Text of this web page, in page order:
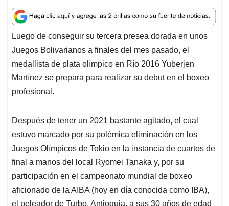
a
t
s
A
p
p
c
e
b
o
o
k
n
k
e
d
I
n
a
i
l
r
e
a
d
s
Luego de conseguir su tercera presea dorada en unos
Juegos Bolivarianos a finales del mes pasado, el
medallista de plata olímpico en Río 2016 Yuberjen
Martínez se prepara para realizar su debut en el boxeo
profesional.
Después de tener un 2021 bastante agitado, el cual
estuvo marcado por su polémica eliminación en los
Juegos Olímpicos de Tokio en la instancia de cuartos de
final a manos del local Ryomei Tanaka y, por su
participación en el campeonato mundial de boxeo
aficionado de la AIBA (hoy en día conocida como IBA),
el peleador de Turbo, Antioquia, a sus 30 años de edad